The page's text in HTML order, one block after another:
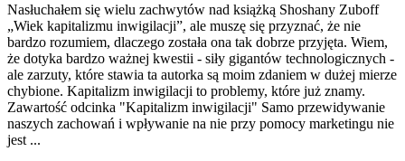
Nasłuchałem się wielu zachwytów nad książką Shoshany Zuboff
„Wiek kapitalizmu inwigilacji”, ale muszę się przyznać, że nie
bardzo rozumiem, dlaczego została ona tak dobrze przyjęta. Wiem,
że dotyka bardzo ważnej kwestii - siły gigantów technologicznych -
ale zarzuty, które stawia ta autorka są moim zdaniem w dużej mierze
chybione. Kapitalizm inwigilacji to problemy, które już znamy.
Zawartość odcinka "Kapitalizm inwigilacji" Samo przewidywanie
naszych zachowań i wpływanie na nie przy pomocy marketingu nie
jest ...